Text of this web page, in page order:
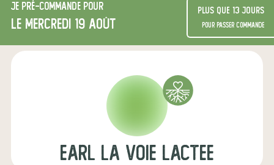
Je pré-commande pour
le mercredi 19 août
Plus que 13 jours
pour passer commande
EARL la voie lactee